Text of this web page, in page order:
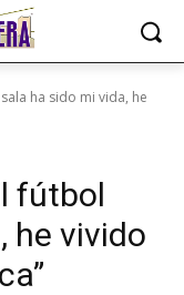
ha sido mi vida, he
fútbol
he vivido